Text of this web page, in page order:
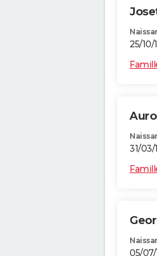
25/10/
31/03/
05/07/